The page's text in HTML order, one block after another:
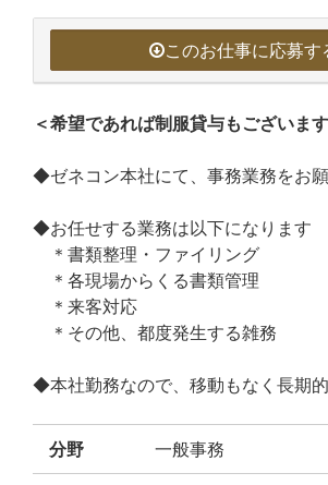
このお仕事に応募す
＜希望であれば制服貸与もございま
◆ゼネコン本社にて、事務業務をお
◆お任せする業務は以下になります
＊書類整理・ファイリング
＊各現場からくる書類管理
＊来客対応
＊その他、都度発生する雑務
◆本社勤務なので、移動もなく長期的
分野 一般事務